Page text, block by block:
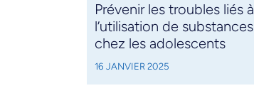
Prévenir les troubles liés à
l’utilisation de substances
chez les adolescents
16 JANVIER 2025